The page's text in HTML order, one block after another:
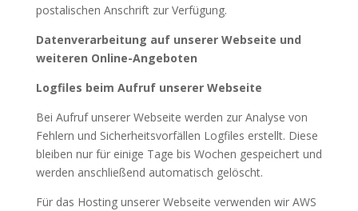
postalischen Anschrift zur Verfügung.
Datenverarbeitung auf unserer Webseite und
weiteren Online-Angeboten
Logfiles beim Aufruf unserer Webseite
Bei Aufruf unserer Webseite werden zur Analyse von
Fehlern und Sicherheitsvorfällen Logfiles erstellt. Diese
bleiben nur für einige Tage bis Wochen gespeichert und
werden anschließend automatisch gelöscht.
Für das Hosting unserer Webseite verwenden wir AWS